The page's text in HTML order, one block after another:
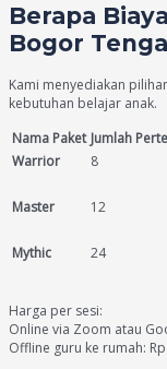
Berapa
Bogor
Kami menyediakan
kebutuhan belajar anak.
Nama Paket Jumlah
Warrior
8
Master
12
Mythic
24
Harga per sesi:
Online via Zoom atau
Offline guru ke rumah: